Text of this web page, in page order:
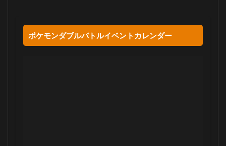
ポケモンダブルバトルイベントカレンダー